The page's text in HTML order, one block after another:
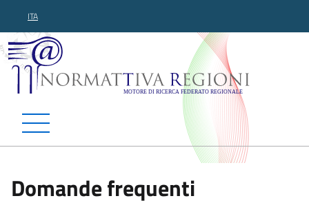
ITA
Normattiva Regioni -
Domande frequenti